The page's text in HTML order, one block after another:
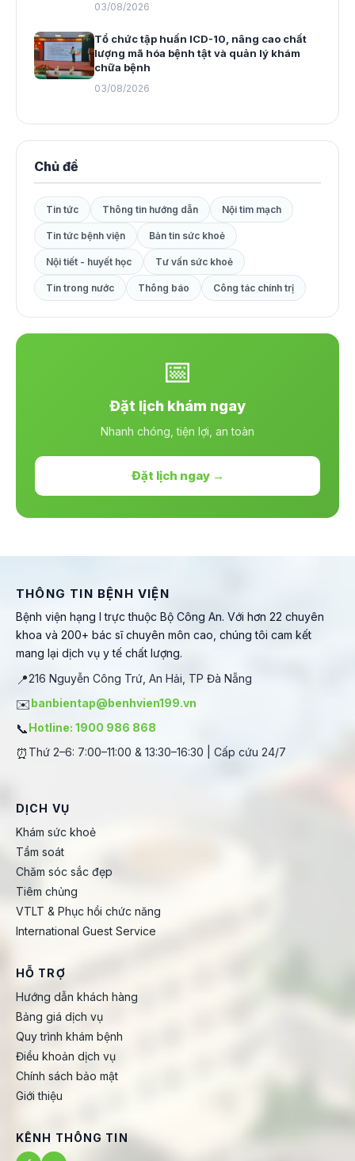
03/08/2026
Tổ chức tập huấn ICD-10, nâng cao chất
lượng mã hóa bệnh tật và quản lý khám
chữa bệnh
03/08/2026
Chủ đề
Tin tức Thông tin hướng dẫn Nội tim mạch
Tin tức bệnh viện Bản tin sức khoẻ
Nội tiết - huyết học Tư vấn sức khoẻ
Tin trong nước Thông báo Công tác chính trị
📅
Đặt lịch khám ngay
Nhanh chóng, tiện lợi, an toàn
Đặt lịch ngay →
THÔNG TIN BỆNH VIỆN
Bệnh viện hạng I trực thuộc Bộ Công An. Với hơn 22 chuyên
khoa và 200+ bác sĩ chuyên môn cao, chúng tôi cam kết
mang lại dịch vụ y tế chất lượng.
📍216 Nguyễn Công Trứ, An Hải, TP Đà Nẵng
✉️banbientap@benhvien199.vn
📞Hotline: 1900 986 868
⏰ Thứ 2–6: 7:00–11:00 & 13:30–16:30 | Cấp cứu 24/7
DỊCH VỤ
Khám sức khoẻ
Tầm soát
Chăm sóc sắc đẹp
Tiêm chủng
VTLT & Phục hồi chức năng
International Guest Service
HỖ TRỢ
Hướng dẫn khách hàng
Bảng giá dịch vụ
Quy trình khám bệnh
Điều khoản dịch vụ
Chính sách bảo mật
Giới thiệu
KÊNH THÔNG TIN